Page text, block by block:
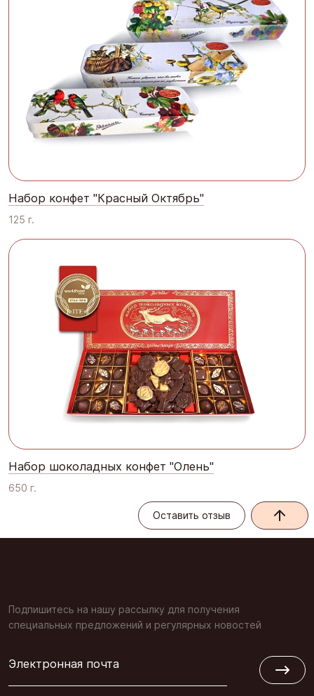
Набор конфет "Красный Октябрь"
125 г.
Набор шоколадных конфет "Олень"
650 г.
Оставить отзыв
Подпишитесь на нашу рассылку для получения
специальных предложений и регулярных новостей
Электронная почта